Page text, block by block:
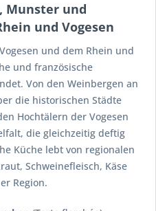
Munster und
und Vogesen
und dem Rhein und
und französische
Von den Weinbergen an
die historischen Städte
Hochtälern der Vogesen
die gleichzeitig deftig
Küche lebt von regionalen
Schweinefleisch, Käse
Region.